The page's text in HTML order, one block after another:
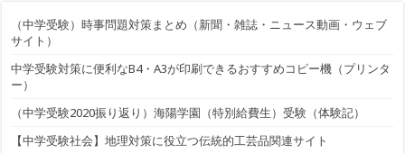
（中学受験）時事問題対策まとめ（新聞・雑誌・ニュース動画・ウェブ
サイト）
中学受験対策に便利なB4・A3が印刷できるおすすめコピー機（プリンタ
ー）
（中学受験2020振り返り）海陽学園（特別給費生）受験（体験記）
【中学受験社会】地理対策に役立つ伝統的工芸品関連サイト